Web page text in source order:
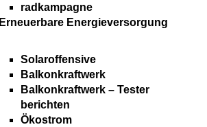
radkampagne
Erneuerbare Energieversorgung
Solaroffensive
Balkonkraftwerk
Balkonkraftwerk – Tester
berichten
Ökostrom